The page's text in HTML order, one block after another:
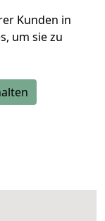
Kunden in
um sie zu